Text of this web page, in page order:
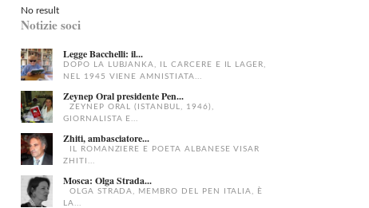
No result
Notizie soci
Legge Bacchelli: il...
DOPO LA LUBJANKA, IL CARCERE E IL LAGER,
NEL 1945 VIENE AMNISTIATA...
Zeynep Oral presidente Pen...
ZEYNEP ORAL (ISTANBUL, 1946),
GIORNALISTA E...
Zhiti, ambasciatore...
IL ROMANZIERE E POETA ALBANESE VISAR
ZHITI...
Mosca: Olga Strada...
OLGA STRADA, MEMBRO DEL PEN ITALIA, È
LA...